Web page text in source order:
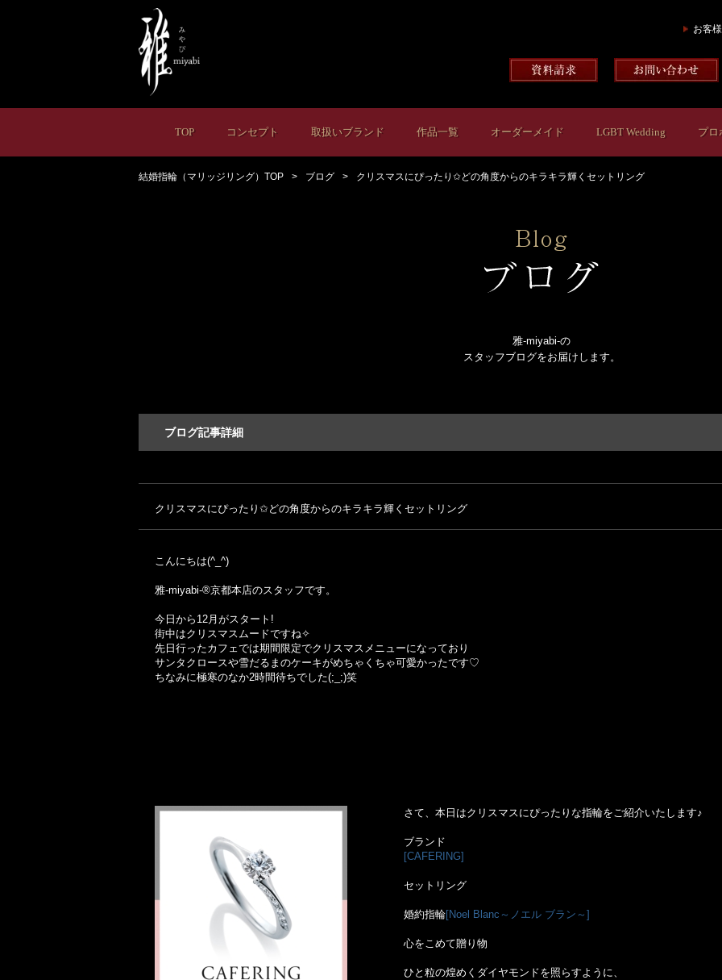
お客
TOP コンセプト 取扱いブランド 作品一覧 オーダーメイド LGBT Wedding プロ
結婚指輪（マリッジリング）TOP ブログ クリスマスにぴったり✩どの角度からのキラキラ輝くセットリング
雅-miyabi-の
スタッフブログをお届けします。
ブログ記事詳細
クリスマスにぴったり✩どの角度からのキラキラ輝くセットリング
こんにちは(^_^)
雅-miyabi-®京都本店のスタッフです。
今日から12月がスタート!
街中はクリスマスムードですね✧
先日行ったカフェでは期間限定でクリスマスメニューになっており
サンタクロースや雪だるまのケーキがめちゃくちゃ可愛かったです♡
ちなみに極寒のなか2時間待ちでした(;_;)笑
さて、本日はクリスマスにぴったりな指輪をご紹介いたします♪
ブランド
[CAFERING]
セットリング
婚約指輪[Noel Blanc～ノエル ブラン～]
心をこめて贈り物
ひと粒の煌めくダイヤモンドを照らすように、